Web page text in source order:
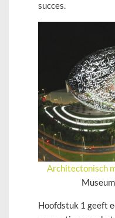
succes.
Architectonisch
Hoofdstuk 1 geeft